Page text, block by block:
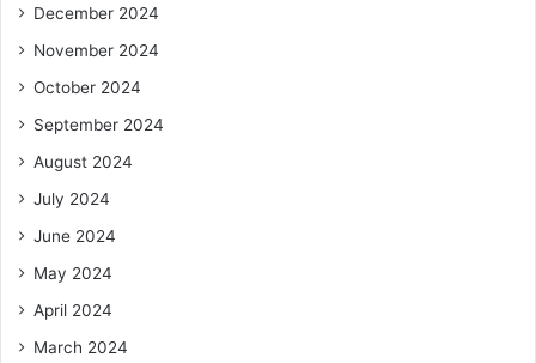
December 2024
November 2024
October 2024
September 2024
August 2024
July 2024
June 2024
May 2024
April 2024
March 2024